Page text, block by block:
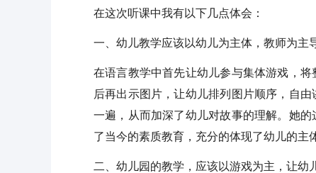
在这次听课中我有以下几点体会：
一、幼儿教学应该以幼儿为主体，教师为主
在语言教学中首先让幼儿参与集体游戏，
后再出示图片，让幼儿排列图片顺序，自
一遍，从而加深了幼儿对故事的理解。她
了当今的素质教育，充分的体现了幼儿的主
二、幼儿园的教学，应该以游戏为主，让幼